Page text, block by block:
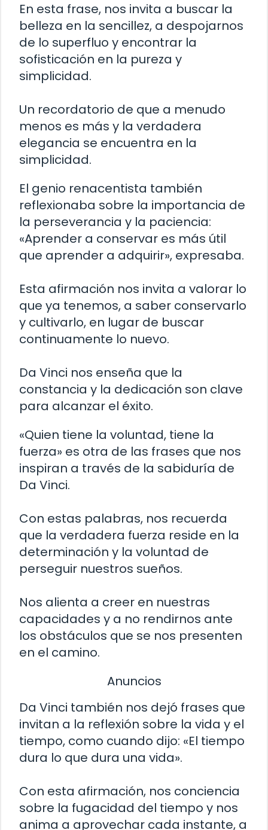
En esta frase, nos invita a buscar la
belleza en la sencillez, a despojarnos
de lo superfluo y encontrar la
sofisticación en la pureza y
simplicidad.
Un recordatorio de que a menudo
menos es más y la verdadera
elegancia se encuentra en la
simplicidad.
El genio renacentista también
reflexionaba sobre la importancia de
la perseverancia y la paciencia:
«Aprender a conservar es más útil
que aprender a adquirir», expresaba.
Esta afirmación nos invita a valorar lo
que ya tenemos, a saber conservarlo
y cultivarlo, en lugar de buscar
continuamente lo nuevo.
Da Vinci nos enseña que la
constancia y la dedicación son clave
para alcanzar el éxito.
«Quien tiene la voluntad, tiene la
fuerza» es otra de las frases que nos
inspiran a través de la sabiduría de
Da Vinci.
Con estas palabras, nos recuerda
que la verdadera fuerza reside en la
determinación y la voluntad de
perseguir nuestros sueños.
Nos alienta a creer en nuestras
capacidades y a no rendirnos ante
los obstáculos que se nos presenten
en el camino.
Anuncios
Da Vinci también nos dejó frases que
invitan a la reflexión sobre la vida y el
tiempo, como cuando dijo: «El tiempo
dura lo que dura una vida».
Con esta afirmación, nos conciencia
sobre la fugacidad del tiempo y nos
anima a aprovechar cada instante, a